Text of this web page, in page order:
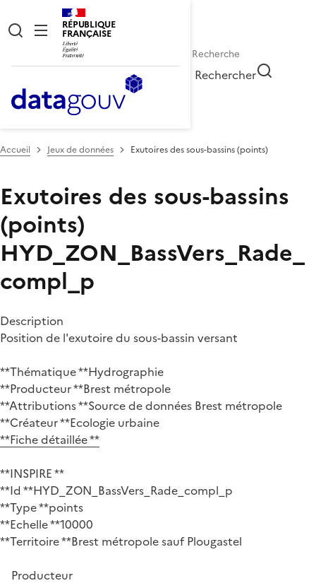
RÉPUBLIQUE
FRANÇAISE
Rechercher
Accueil Jeux de données Exutoires des sous-bassins (points)
Exutoires des sous-bassins
(points)
HYD_ZON_BassVers_Rade_
compl_p
Description
Position de l'exutoire du sous-bassin versant
**Thématique **Hydrographie
**Producteur **Brest métropole
**Attributions **Source de données Brest métropole
**Créateur **Ecologie urbaine
**Fiche détaillée **
**INSPIRE **
**Id **HYD_ZON_BassVers_Rade_compl_p
**Type **points
**Echelle **10000
**Territoire **Brest métropole sauf Plougastel
Producteur